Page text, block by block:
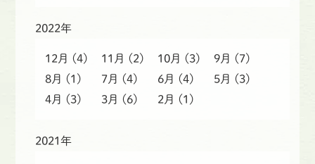
2022年
12月 (4) 11月 (2) 10月 (3) 9月
(7)
8月
(1) 7月 (4) 6月 (4) 5月
(3)
4月
(3) 3月 (6) 2月 (1)
2021年